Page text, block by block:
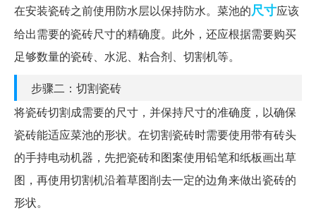
在安装瓷砖之前使用防水层以保持防水。菜池的尺寸应该
给出需要的瓷砖尺寸的精确度。此外，还应根据需要购买
足够数量的瓷砖、水泥、粘合剂、切割机等。
步骤二：切割瓷砖
将瓷砖切割成需要的尺寸，并保持尺寸的准确度，以确保
瓷砖能适应菜池的形状。在切割瓷砖时需要使用带有砖头
的手持电动机器，先把瓷砖和图案使用铅笔和纸板画出草
图，再使用切割机沿着草图削去一定的边角来做出瓷砖的
形状。